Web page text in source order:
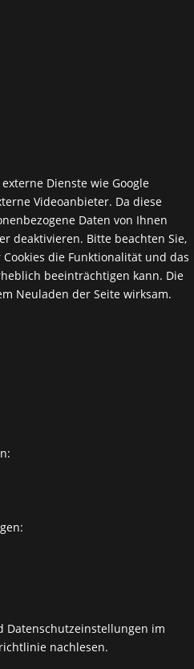
Dienste wie Google
Videoanbieter. Da diese
Daten von Ihnen
deaktivieren. Bitte beachten Sie,
die Funktionalität und das
beeinträchtigen kann. Die
Neuladen der Seite wirksam.
Datenschutzeinstellungen im
nachlesen.